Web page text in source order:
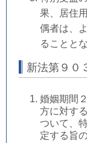
果、居住
偶者は、
ることと
新法第９０
婚姻期間
方に対す
ついて、
定する旨